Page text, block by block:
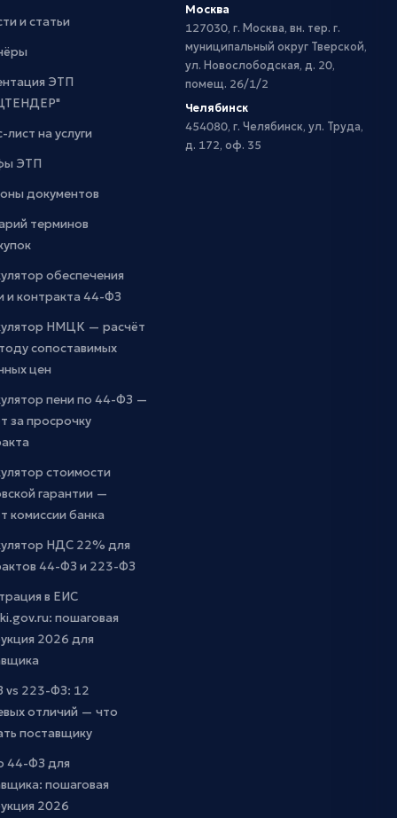
и статьи
ЭТП
лист на услуги
ЭТП
документов
терминов
обеспечения
и контракта 44-ФЗ
НМЦК — расчёт
сопоставимых
цен
пени по 44-ФЗ —
за просрочку
стоимости
гарантии —
комиссии банка
НДС 22% для
44-ФЗ и 223-ФЗ
в ЕИС
пошаговая
2026 для
vs 223-ФЗ: 12
отличий — что
поставщику
44-ФЗ для
пошаговая
2026
Москва
127030, г. Москва, вн. тер. г.
муниципальный округ Тверской,
ул. Новослободская, д. 20,
помещ. 26/1/2
Челябинск
454080, г. Челябинск, ул. Труда,
д. 172, оф. 35